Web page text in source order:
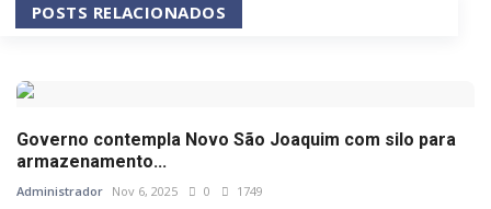
POSTS RELACIONADOS
Governo contempla Novo São Joaquim com silo para
armazenamento...
Administrador Nov 6, 2025 0 1749